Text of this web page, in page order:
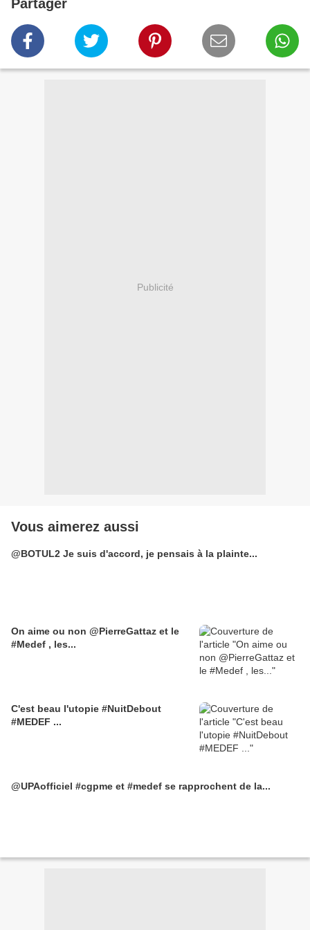
Partager
Publicité
Vous aimerez aussi
@BOTUL2 Je suis d'accord, je pensais à la plainte...
On aime ou non @PierreGattaz et le
#Medef , les...
C'est beau l'utopie #NuitDebout
#MEDEF ...
@UPAofficiel #cgpme et #medef se rapprochent de la...